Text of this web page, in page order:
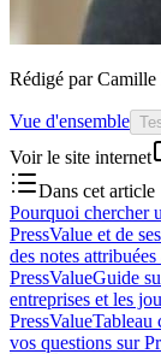
Rédigé par Camille
Vue d'ensemble
Voir le site internet
Dans cet article
Pourquoi chercher
PressValue et de
des notes
PressValueGuide
entreprises et les
PressValueTableau
vos questions sur